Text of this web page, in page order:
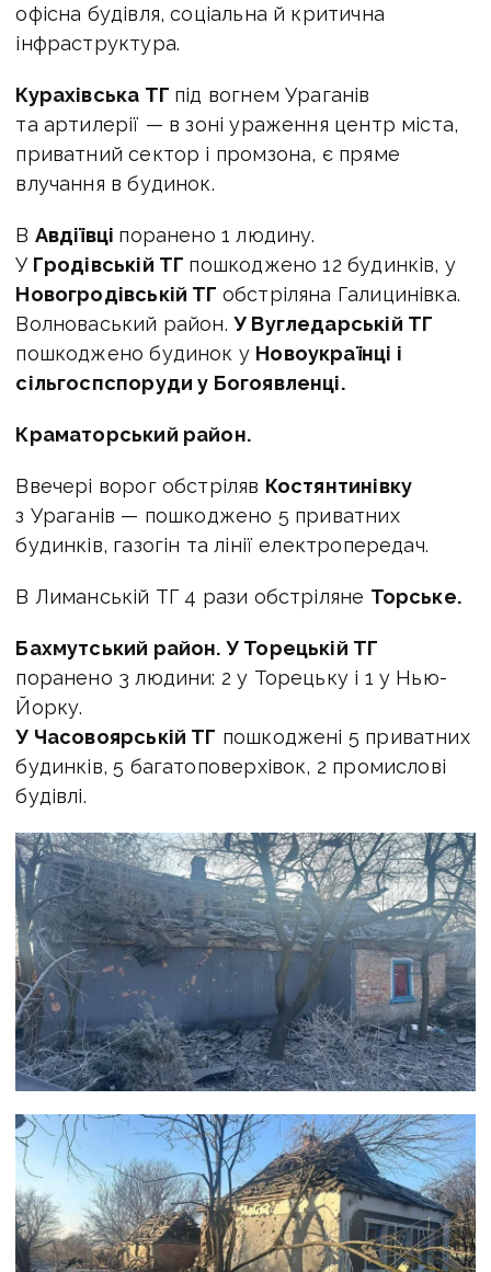
офісна будівля, соціальна й критична
інфраструктура.
Курахівська ТГ під вогнем Ураганів
та артилерії — в зоні ураження центр міста,
приватний сектор і промзона, є пряме
влучання в будинок.
В Авдіївці поранено 1 людину.
У Гродівській ТГ пошкоджено 12 будинків, у
Новогродівській ТГ обстріляна Галицинівка.
Волноваський район. У Вугледарській ТГ
пошкоджено будинок у Новоукраїнці і
сільгоспспоруди у Богоявленці.
Краматорський район.
Ввечері ворог обстріляв Костянтинівку
з Ураганів — пошкоджено 5 приватних
будинків, газогін та лінії електропередач.
В Лиманській ТГ 4 рази обстріляне Торське.
Бахмутський район. У Торецькій ТГ
поранено 3 людини: 2 у Торецьку і 1 у Нью-
Йорку.
У Часовоярській ТГ пошкоджені 5 приватних
будинків, 5 багатоповерхівок, 2 промислові
будівлі.